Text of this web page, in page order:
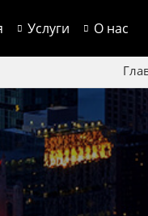
Услуги О нас